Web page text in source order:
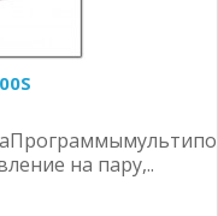
на пару,..